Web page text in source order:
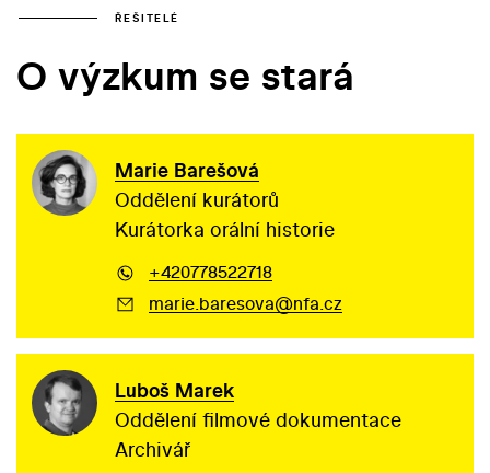
ŘEŠITELÉ
O výzkum se stará
Marie Barešová
Oddělení kurátorů
Kurátorka orální historie
+420778522718
marie.baresova@nfa.cz
Luboš Marek
Oddělení filmové dokumentace
Archivář